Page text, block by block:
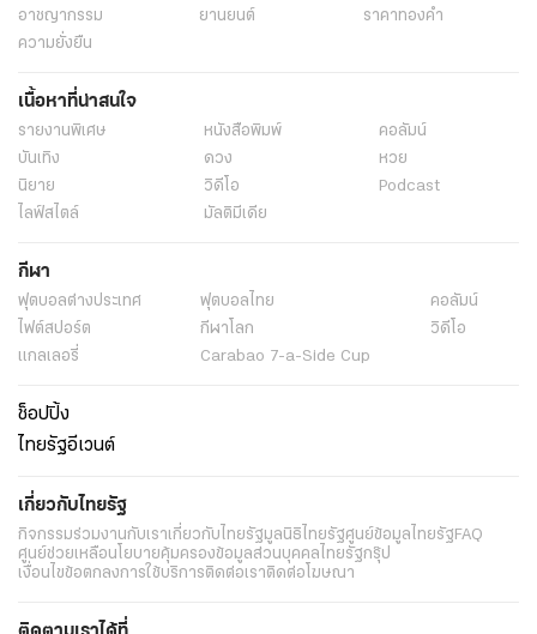
อาชญากรรม
ยานยนต์
ราคาทองคำ
ความยั่งยืน
เนื้อหาที่น่าสนใจ
รายงานพิเศษ หนังสือพิมพ์
คอลัมน์
บันเทิง
ดวง
หวย
นิยาย
วิดีโอ
Podcast
ไลฟ์สไตล์
มัลติมีเดีย
กีฬา
ฟุตบอลต่่างประเทศ ฟุตบอลไทย
คอลัมน์
ไฟต์สปอร์ต
กีฬาโลก
วิดีโอ
แกลเลอรี่
Carabao 7-a-Side Cup
ช็อปปิ้ง
ไทยรัฐอีเวนต์
เกี่ยวกับไทยรัฐ
กิจกรรมร่วมงานกับเราเกี่ยวกับไทยรัฐมูลนิธิไทยรัฐศูนย์ข้อมูลไทยรัฐFAQ
ศูนย์ช่วยเหลือนโยบายคุ้มครองข้อมูลส่วนบุคคลไทยรัฐกรุ๊ป
เงื่อนไขข้อตกลงการใช้บริการติดต่อเราติดต่อโฆษณา